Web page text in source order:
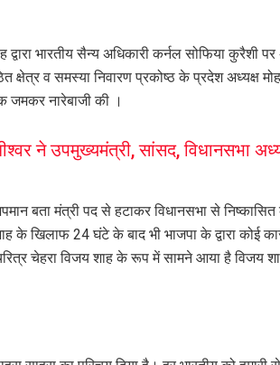
भारतीय सैन्य अधिकारी कर्नल सोफिया कुरैशी पर
व समस्या निवारण प्रकोष्ठ के प्रदेश अध्यक्ष
जमकर नारेबाजी की ।
ने उपमुख्यमंत्री, सांसद, विधानसभा
बता मंत्री पद से हटाकर विधानसभा से
खिलाफ 24 घंटे के बाद भी भाजपा के द्वारा कोई
चेहरा विजय शाह के रूप में सामने आया है विजय